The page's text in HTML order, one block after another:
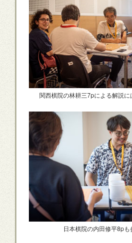
関西棋院の林耕三7pによる解説に
日本棋院の内田修平8pも